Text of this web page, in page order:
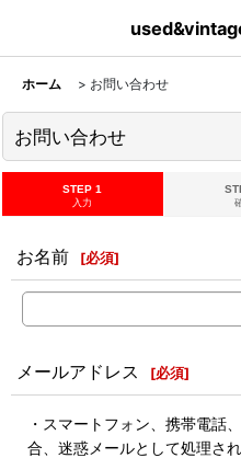
ホーム > お問い合わせ
お問い合わせ
STEP 1
入力
お名前 [必須]
メールアドレス [必須]
・スマートフォン、携帯電話
合、迷惑メールとして処理さ